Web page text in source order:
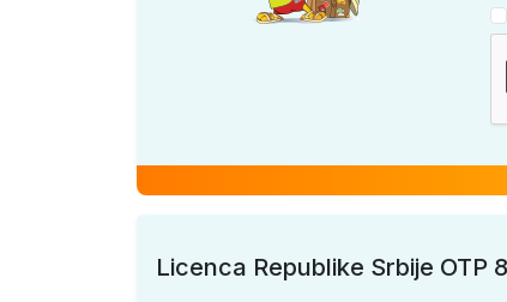
Licenca Republike Srbije OTP